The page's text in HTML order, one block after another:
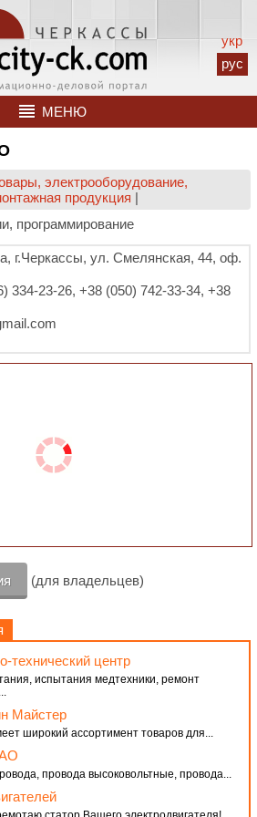
укр
рус
МЕНЮ
электрооборудование,
продукция |
программирование
г.Черкассы, ул. Смелянская, 44, оф.
334-23-26, +38 (050) 742-33-34, +38
(для владельцев)
технический центр
испытания медтехники, ремонт
Майстер
широкий ассортимент товаров для...
провода высоковольтные, провода...